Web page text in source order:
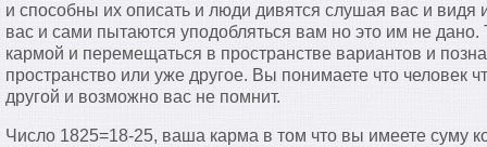
и способны их описать и люди дивятся слушая вас и видя
вас и сами пытаются уподобляться вам но это им не дано.
кармой и перемещаться в пространстве вариантов и
пространство или уже другое. Вы понимаете что человек
другой и возможно вас не помнит.
Число 1825=18-25, ваша карма в том что вы имеете суму